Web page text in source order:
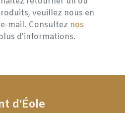
veuillez nous en
mail. Consultez nos
d'informations.
d'Éole